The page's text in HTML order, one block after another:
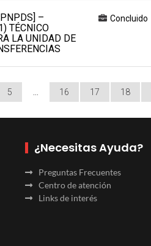
–
TÉCNICO
LA UNIDAD DE
Concluido
5 16 17 18
¿Necesitas Ayuda?
Preguntas Frecuentes
Centro de atención
Links de interés